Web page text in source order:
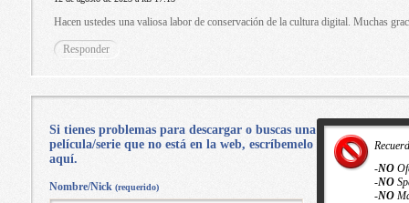
Hacen ustedes una valiosa labor de conservación de la cultura digital. Muchas
Responder
-NO
-NO
-NO
Si tienes problemas para descargar o buscas una
película/serie que no está en la web, escríbemelo
aquí.
Nombre/Nick (requerido)